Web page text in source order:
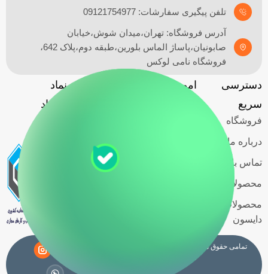
تلفن پیگیری سفارشات: 09121754977
آدرس فروشگاه: تهران،میدان شوش،خیابان
صابونیان،پاساژ الماس بلورین،طبقه دوم،پلاک 642،
فروشگاه نامی لوکس
دسترسی
سریع
فروشگاه
درباره ما
تماس با ما
محصولات اسمگ
محصولات
دایسون
امور مشتریان
نماد
اعتماد
تمامی حقوق مادی و معنوی این سایت متعلق به فروشگاه
نامی لوکس